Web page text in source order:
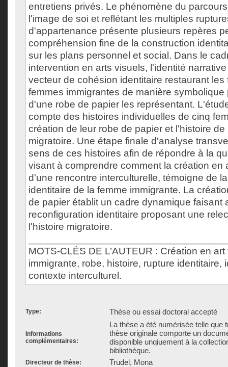
entretiens privés. Le phénomène du
l'image de soi et reflétant les multiples
d'appartenance présente plusieurs repères
compréhension fine de la construction
sur les plans personnel et social. Dans le
intervention en arts visuels, l'identité
vecteur de cohésion identitaire restaurant les
femmes immigrantes de manière symbolique
d'une robe de papier les représentant.
compte des histoires individuelles de cinq
création de leur robe de papier et l'histoire
migratoire. Une étape finale d'analyse
sens de ces histoires afin de répondre à la
visant à comprendre comment la création en
d'une rencontre interculturelle, témoigne de
identitaire de la femme immigrante. La
de papier établit un cadre dynamique faisant
reconfiguration identitaire proposant une
l'histoire migratoire.
MOTS-CLÉS DE L’AUTEUR : Création en
immigrante, robe, histoire, rupture identitaire,
contexte interculturel.
Type: Thèse ou essai doctoral accepté
Informations
complémentaires:
La thèse a été numérisée telle que
thèse originale comporte un
disponible unqiuement à la
bibliothèque.
Directeur de thèse: Trudel, Mona